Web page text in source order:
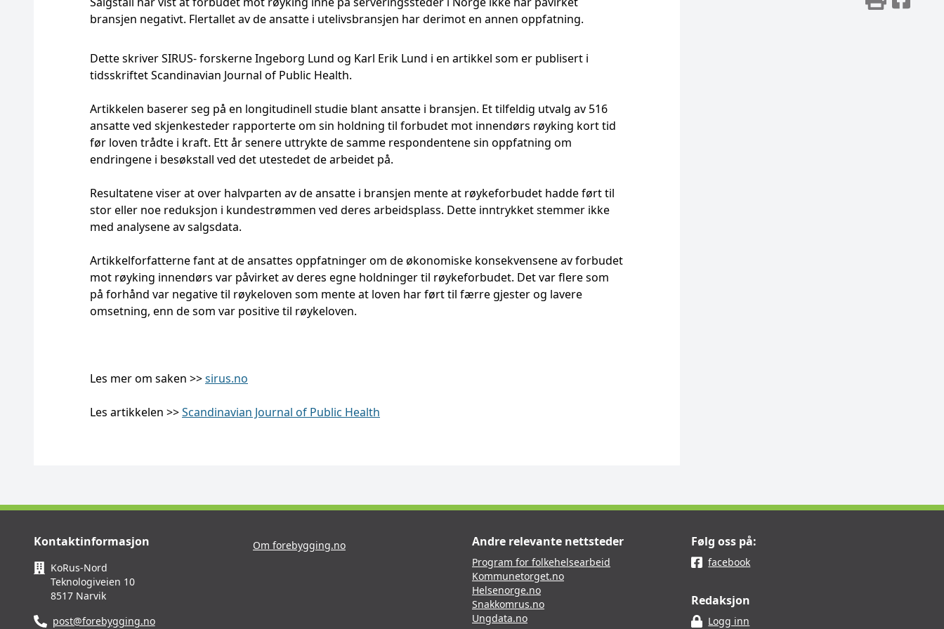
bransjen negativt. Flertallet av de ansatte i utelivsbransjen har derimot en annen oppfatning.
Dette skriver SIRUS- forskerne Ingeborg Lund og Karl Erik Lund i en artikkel som er publisert i
tidsskriftet Scandinavian Journal of Public Health.
Artikkelen baserer seg på en longitudinell studie blant ansatte i bransjen. Et tilfeldig utvalg av 516
ansatte ved skjenkesteder rapporterte om sin holdning til forbudet mot innendørs røyking kort tid
før loven trådte i kraft. Ett år senere uttrykte de samme respondentene sin oppfatning om
endringene i besøkstall ved det utestedet de arbeidet på.
Resultatene viser at over halvparten av de ansatte i bransjen mente at røykeforbudet hadde ført til
stor eller noe reduksjon i kundestrømmen ved deres arbeidsplass. Dette inntrykket stemmer ikke
med analysene av salgsdata.
Artikkelforfatterne fant at de ansattes oppfatninger om de økonomiske konsekvensene av forbudet
mot røyking innendørs var påvirket av deres egne holdninger til røykeforbudet. Det var flere som
på forhånd var negative til røykeloven som mente at loven har ført til færre gjester og lavere
omsetning, enn de som var positive til røykeloven.
Les mer om saken >>sirus.no
Les artikkelen >>Scandinavian Journal of Public Health
Kontaktinformasjon
KoRus-Nord
Teknologiveien 10
8517 Narvik
post@forebygging.no
Om forebygging.no Andre relevante nettsteder
Program for folkehelsearbeid
Kommunetorget.no
Helsenorge.no
Snakkomrus.no
Ungdata.no
Følg oss på:
facebook
Redaksjon
Logg inn